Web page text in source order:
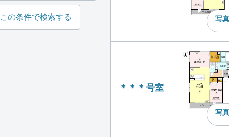
写
＊＊＊号室
写
この条件で検索する